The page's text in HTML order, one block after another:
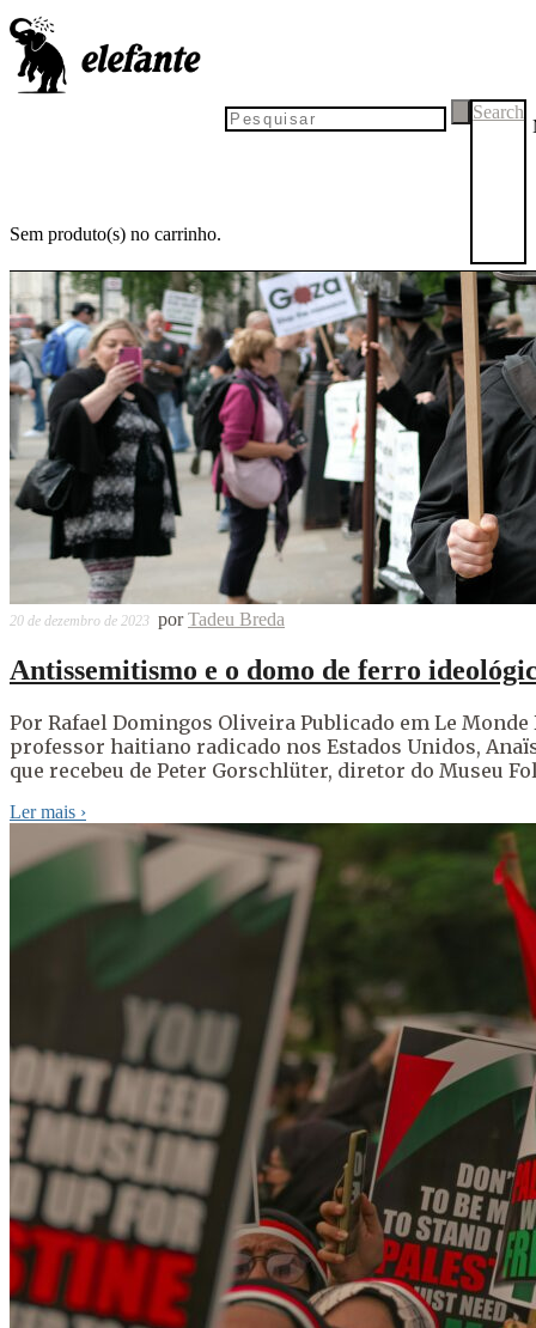
Sem produto(s) no carrinho.
Search
20 de dezembro de 2023 porTadeu Breda
Antissemitismo e o domo de ferro
Por Rafael Domingos Oliveira Publicado em Le
professor haitiano radicado nos Estados Unidos,
que recebeu de Peter Gorschlüter, diretor do Museu
Ler mais ›